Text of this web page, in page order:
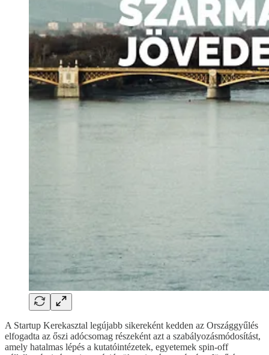
A Startup Kerekasztal legújabb sikereként kedden az Országgyűlés
elfogadta az őszi adócsomag részeként azt a szabályozásmódosítást,
amely hatalmas lépés a kutatóintézetek, egyetemek spin-off